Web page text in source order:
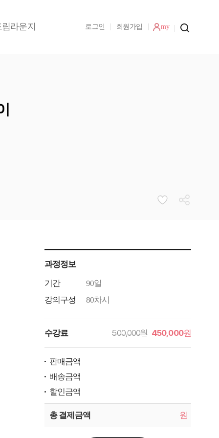
라운지 로그인 회원가입 my
과정정보
기간
90일
강의구성
80차시
수강료 500,000원 450,000원
판매금액
배송금액
할인금액
총 결제금액 원